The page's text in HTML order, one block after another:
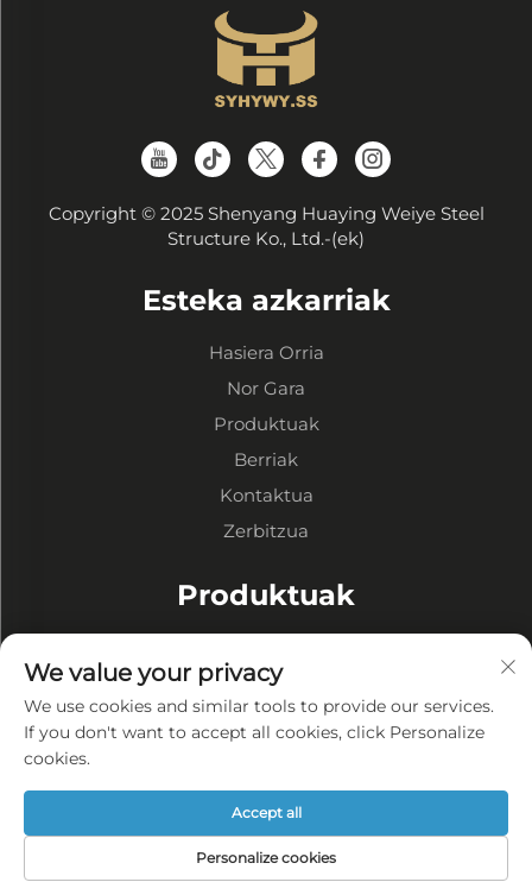
Copyright © 2025 Shenyang Huaying Weiye Steel
Structure Ko., Ltd.-(ek)
Esteka azkarriak
Hasiera Orria
Nor Gara
Produktuak
Berriak
Kontaktua
Zerbitzua
Produktuak
Eraikuntza Ofizina
Eraikuntza Eraikinak
Erdilitza
Pribatutasun Politika
We value your privacy
We use cookies and similar tools to provide our services.
If you don't want to accept all cookies, click Personalize
cookies.
Personalize cookies
Accept all